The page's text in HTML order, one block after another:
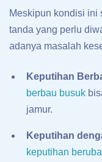
Meskipun kondisi ini
tanda yang perlu
adanya masalah
Keputihan
berbau busuk
jamur.
Keputihan
keputihan